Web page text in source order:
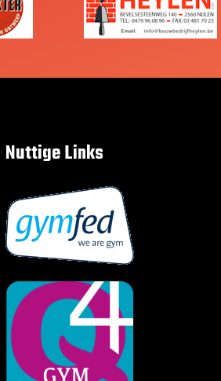
Nuttige Links